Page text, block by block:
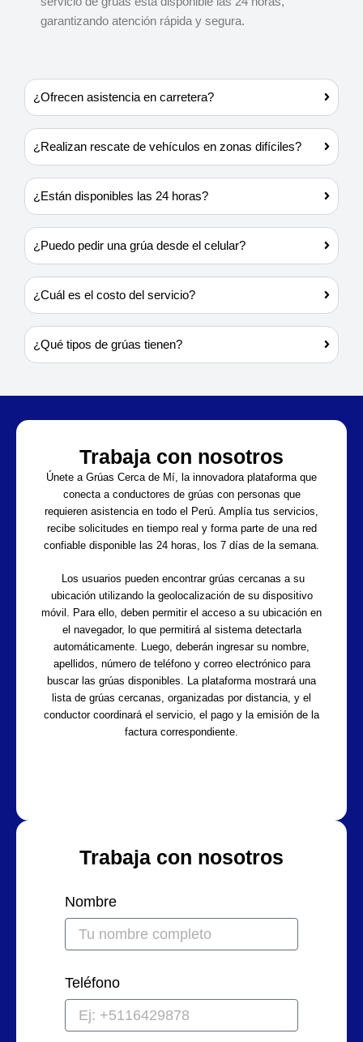
garantizando atención rápida y segura.
¿Ofrecen asistencia en carretera?
¿Realizan rescate de vehículos en zonas difíciles?
¿Están disponibles las 24 horas?
¿Puedo pedir una grúa desde el celular?
¿Cuál es el costo del servicio?
¿Qué tipos de grúas tienen?
Trabaja con nosotros
Únete a Grúas Cerca de Mí, la innovadora plataforma que
conecta a conductores de grúas con personas que
requieren asistencia en todo el Perú. Amplía tus servicios,
recibe solicitudes en tiempo real y forma parte de una red
confiable disponible las 24 horas, los 7 días de la semana.
Los usuarios pueden encontrar grúas cercanas a su
ubicación utilizando la geolocalización de su dispositivo
móvil. Para ello, deben permitir el acceso a su ubicación en
el navegador, lo que permitirá al sistema detectarla
automáticamente. Luego, deberán ingresar su nombre,
apellidos, número de teléfono y correo electrónico para
buscar las grúas disponibles. La plataforma mostrará una
lista de grúas cercanas, organizadas por distancia, y el
conductor coordinará el servicio, el pago y la emisión de la
factura correspondiente.
Trabaja con nosotros
Nombre
Teléfono